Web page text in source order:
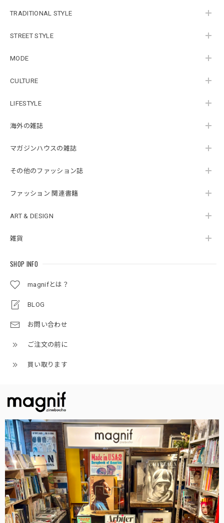
TRADITIONAL STYLE
STREET STYLE
MODE
CULTURE
LIFESTYLE
海外の雑誌
マガジンハウスの雑誌
その他のファッション誌
ファッション 関連書籍
ART & DESIGN
雑貨
SHOP INFO
magnifとは？
BLOG
お問い合わせ
ご注文の前に
買い取ります